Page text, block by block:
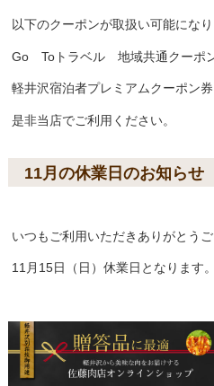
以下のクーポンが取扱い可能になり
Go Toトラベル 地域共通クーポン
軽井沢宿泊者プレミアムクーポン券
是非当店でご利用ください。
11月の休業日のお知らせ
いつもご利用いただきありがとうご
11月15日（日）休業日となります。